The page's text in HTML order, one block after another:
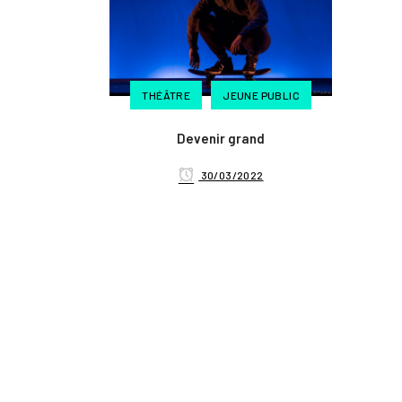
THÉÂTRE JEUNE PUBLIC
Devenir grand
30/03/2022